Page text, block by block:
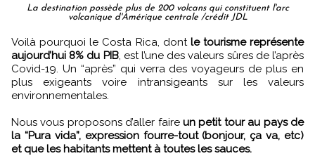
La destination possède plus de 200 volcans qui constituent l'arc
volcanique d'Amérique centrale /crédit JDL
Voilà pourquoi le Costa Rica, dontle tourisme représente
aujourd’hui 8% du PIB, est l’une des valeurs sûres de l’après
Covid-19. Un “après” qui verra des voyageurs de plus en
plus exigeants voire intransigeants sur les valeurs
environnementales.
Nous vous proposons d’aller faire un petit tour au pays de
la “Pura vida”, expression fourre-tout (bonjour, ça va, etc)
et que les habitants mettent à toutes les sauces.